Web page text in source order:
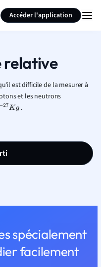
Accéder l'application
relative
est difficile de la mesurer à
et les neutrons
27Kg .
spécialement
facilement
Résumer la page